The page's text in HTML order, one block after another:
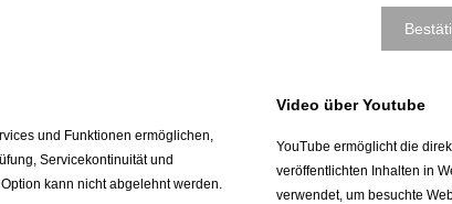
und Funktionen ermöglichen,
Servicekontinuität und
kann nicht abgelehnt werden.
Video über Youtube
YouTube ermöglicht die
veröffentlichten Inhalten in
verwendet, um besuchte